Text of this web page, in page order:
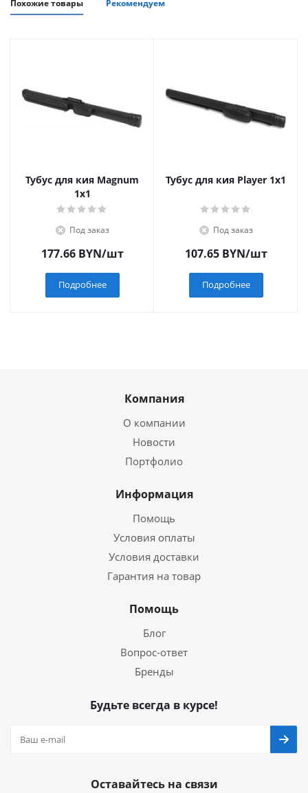
Похожие товары Рекомендуем
Тубус для кия Magnum
1x1
Под заказ
177.66BYN/шт
Подробнее
Тубус для кия Player 1x1
Под заказ
107.65BYN/шт
Подробнее
Компания
О компании
Новости
Портфолио
Информация
Помощь
Условия оплаты
Условия доставки
Гарантия на товар
Помощь
Блог
Вопрос-ответ
Бренды
Будьте всегда в курсе!
Оставайтесь на связи